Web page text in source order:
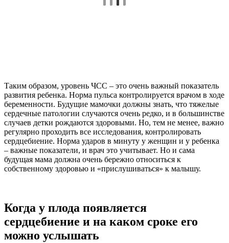
Таким образом, уровень ЧСС – это очень важный показатель
развития ребенка. Норма пульса контролируется врачом в ходе
беременности. Будущие мамочки должны знать, что тяжелые
сердечные патологии случаются очень редко, и в большинстве
случаев детки рождаются здоровыми. Но, тем не менее, важно
регулярно проходить все исследования, контролировать
сердцебиение. Норма ударов в минуту у женщин и у ребенка
– важные показатели, и врач это учитывает. Но и сама
будущая мама должна очень бережно относиться к
собственному здоровью и «прислушиваться» к малышу.
Когда у плода появляется
сердцебиение и на каком сроке его
можно услышать